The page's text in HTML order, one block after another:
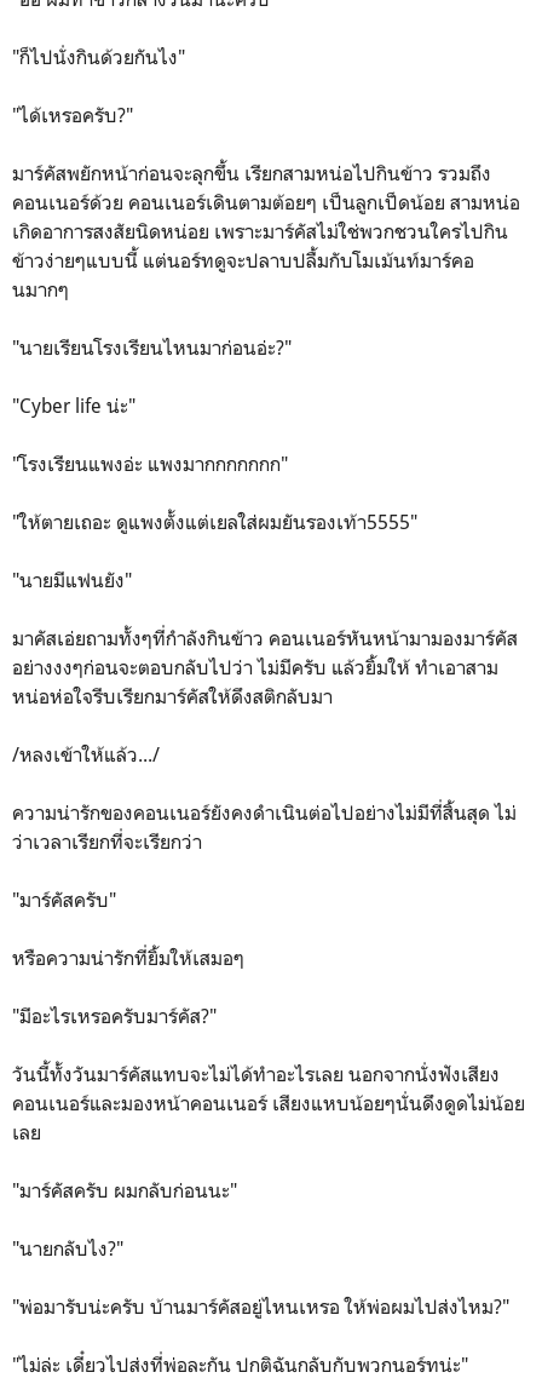
"ก็ไปนั่งกินด้วยกันไง"
"ได้เหรอครับ?"
มาร์คัสพยักหน้าก่อนจะลุกขึ้น เรียกสามหน่อไปกินข้าว รวมถึง
คอนเนอร์ด้วย คอนเนอร์เดินตามต้อยๆ เป็นลูกเป็ดน้อย สามหน่อ
เกิดอาการสงสัยนิดหน่อย เพราะมาร์คัสไม่ใช่พวกชวนใครไปกิน
ข้าวง่ายๆแบบนี้ แต่นอร์ทดูจะปลาบปลื้มกับโมเม้นท์มาร์คอ
นมากๆ
"นายเรียนโรงเรียนไหนมาก่อนอ่ะ?"
"Cyber life น่ะ"
"โรงเรียนแพงอ่ะ แพงมากกกกกกก"
"ให้ตายเถอะ ดูแพงตั้งแต่เยลใส่ผมยันรองเท้า5555"
"นายมีแฟนยัง"
มาคัสเอ่ยถามทั้งๆที่กำลังกินข้าว คอนเนอร์หันหน้ามามองมาร์คัส
อย่างงงๆก่อนจะตอบกลับไปว่า ไม่มีครับ แล้วยิ้มให้ ทำเอาสาม
หน่อห่อใจรีบเรียกมาร์คัสให้ดึงสติกลับมา
/หลงเข้าให้แล้ว.../
ความน่ารักของคอนเนอร์ยังคงดำเนินต่อไปอย่างไม่มีที่สิ้นสุด ไม่
ว่าเวลาเรียกที่จะเรียกว่า
"มาร์คัสครับ"
หรือความน่ารักที่ยิ้มให้เสมอๆ
"มีอะไรเหรอครับมาร์คัส?"
วันนี้ทั้งวันมาร์คัสแทบจะไม่ได้ทำอะไรเลย นอกจากนั่งฟังเสียง
คอนเนอร์และมองหน้าคอนเนอร์ เสียงแหบน้อยๆนั่นดึงดูดไม่น้อย
เลย
"มาร์คัสครับ ผมกลับก่อนนะ"
"นายกลับไง?"
"พ่อมารับน่ะครับ บ้านมาร์คัสอยู่ไหนเหรอ ให้พ่อผมไปส่งไหม?"
"ไม่ล่ะ เดี๋ยวไปส่งที่พ่อละกัน ปกติฉันกลับกับพวกนอร์ทน่ะ"